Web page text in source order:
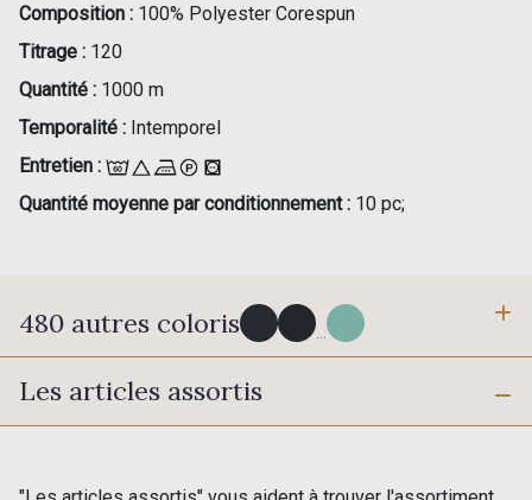
Composition : 100% Polyester Corespun
Titrage : 120
Quantité : 1000 m
Temporalité : Intemporel
Entretien :
Quantité moyenne par conditionnement : 10 pc;
480 autres coloris ...
Y0091 - Y0091
Les articles assortis